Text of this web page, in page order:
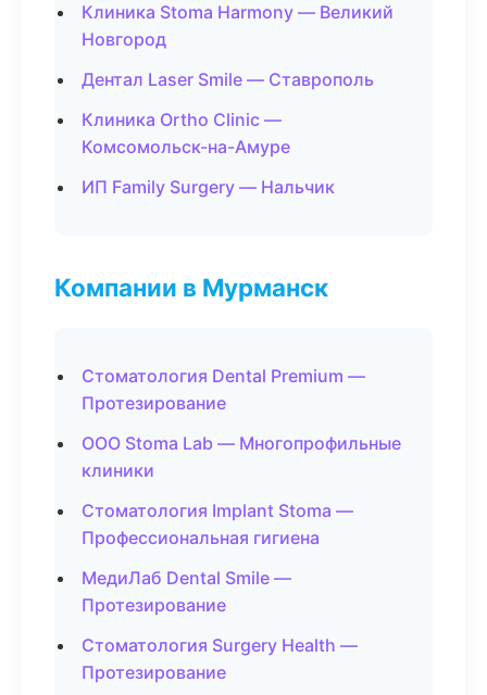
Клиника Stoma Harmony — Великий
Новгород
Дентал Laser Smile — Ставрополь
Клиника Ortho Clinic —
Комсомольск-на-Амуре
ИП Family Surgery — Нальчик
Компании в Мурманск
Стоматология Dental Premium —
Протезирование
ООО Stoma Lab — Многопрофильные
клиники
Стоматология Implant Stoma —
Профессиональная гигиена
МедиЛаб Dental Smile —
Протезирование
Стоматология Surgery Health —
Протезирование